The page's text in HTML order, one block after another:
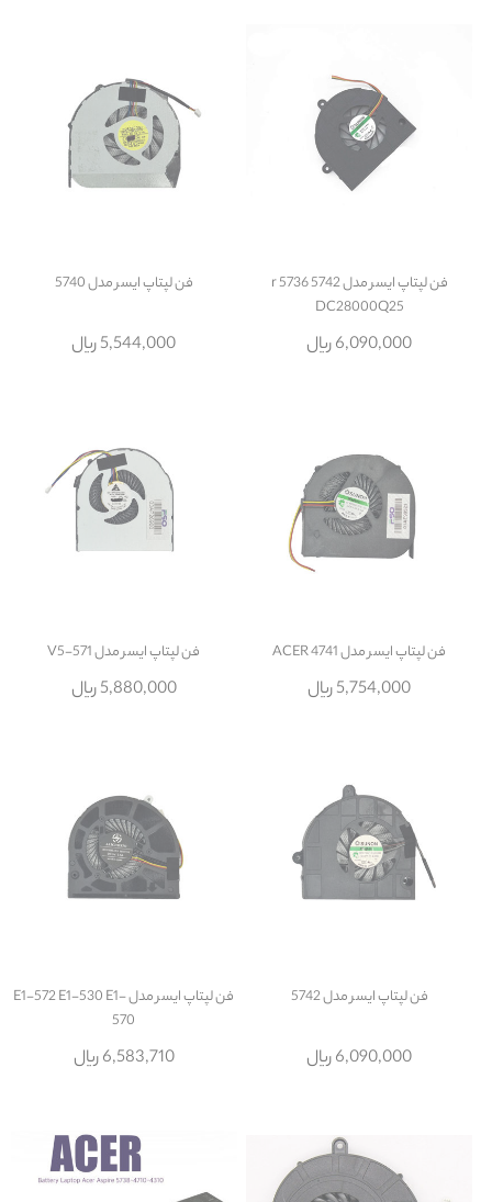
فن لپتاپ ایسر مدل r 5736 5742
DC28000Q25
6,090,000 ریال
فن لپتاپ ایسر مدل 5740
5,544,000 ریال
فن لپتاپ ایسر مدل ACER 4741
5,754,000 ریال
فن لپتاپ ایسر مدل V5-571
5,880,000 ریال
فن لپتاپ ایسر مدل 5742
6,090,000 ریال
فن لپتاپ ایسر مدل E1-572 E1-530 E1-
570
6,583,710 ریال